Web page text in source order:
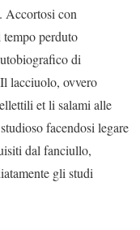
Accortosi con
perduto
di
lacciuolo, ovvero
et li salami alle
facendosi legare
dal fanciullo,
gli studi